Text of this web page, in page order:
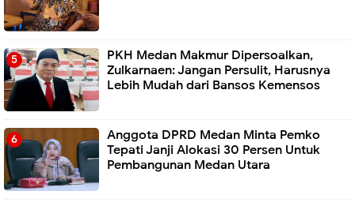
PKH Medan Makmur Dipersoalkan,
Zulkarnaen: Jangan Persulit, Harusnya
Lebih Mudah dari Bansos Kemensos
Anggota DPRD Medan Minta Pemko
Tepati Janji Alokasi 30 Persen Untuk
Pembangunan Medan Utara